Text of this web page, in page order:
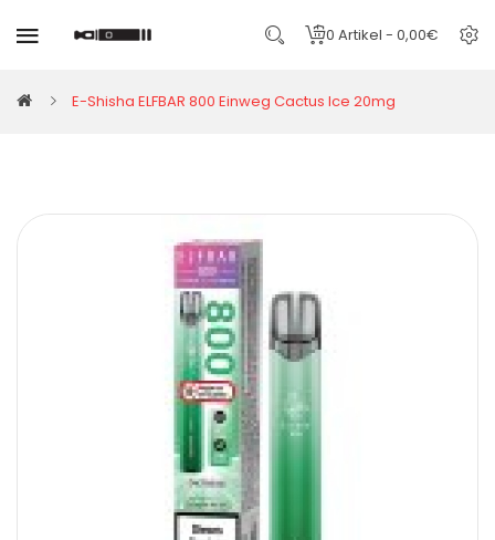
0 Artikel - 0,00€
E-Shisha ELFBAR 800 Einweg Cactus Ice 20mg